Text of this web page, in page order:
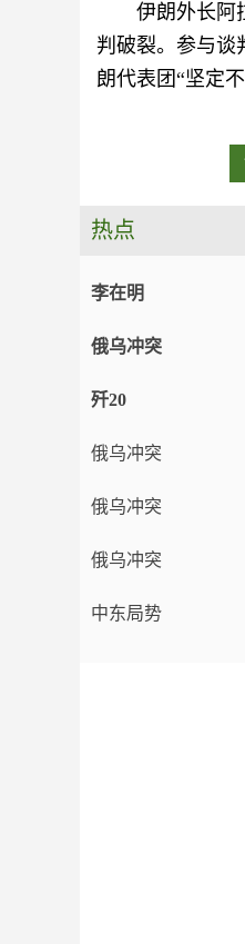
伊朗外长阿
判破裂。参与谈
朗代表团“坚定
热点
李在明
俄乌冲突
歼20
俄乌冲突
俄乌冲突
俄乌冲突
中东局势